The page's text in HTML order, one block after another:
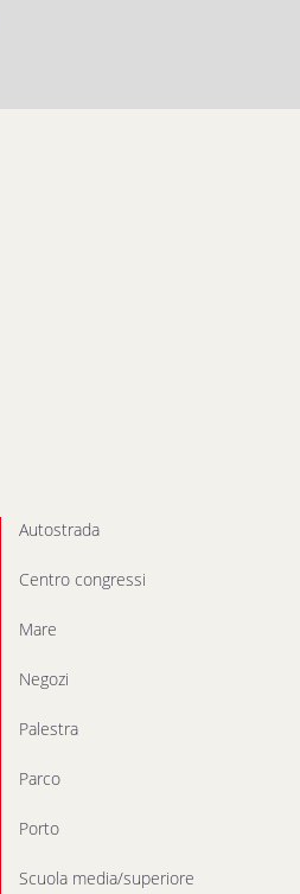
Autostrada
Centro congressi
Mare
Negozi
Palestra
Parco
Porto
Scuola media/superiore